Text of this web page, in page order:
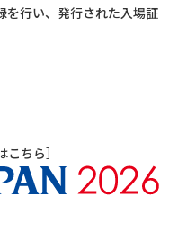
を行い、発行された入場証
こちら］